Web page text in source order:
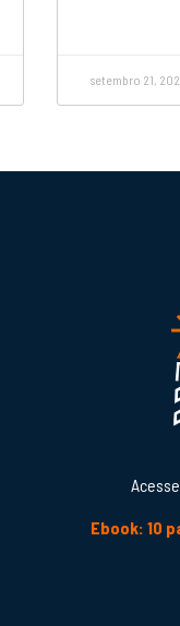
setembro 21,
Ebook: 10